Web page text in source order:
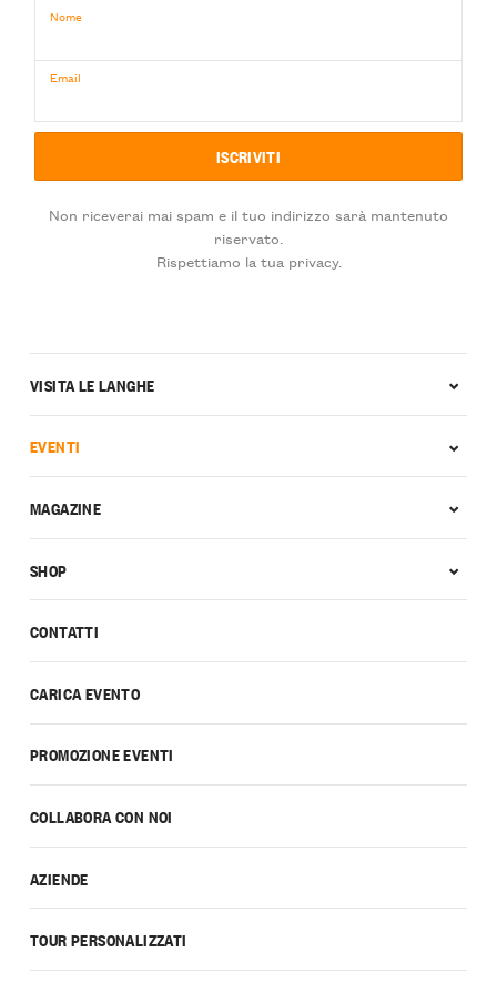
Nome
Email
Non riceverai mai spam e il tuo indirizzo sarà mantenuto
riservato.
Rispettiamo la tua privacy.
CONTATTI
CARICA EVENTO
PROMOZIONE EVENTI
COLLABORA CON NOI
AZIENDE
TOUR PERSONALIZZATI
VISITA LE LANGHE
EVENTI
MAGAZINE
SHOP